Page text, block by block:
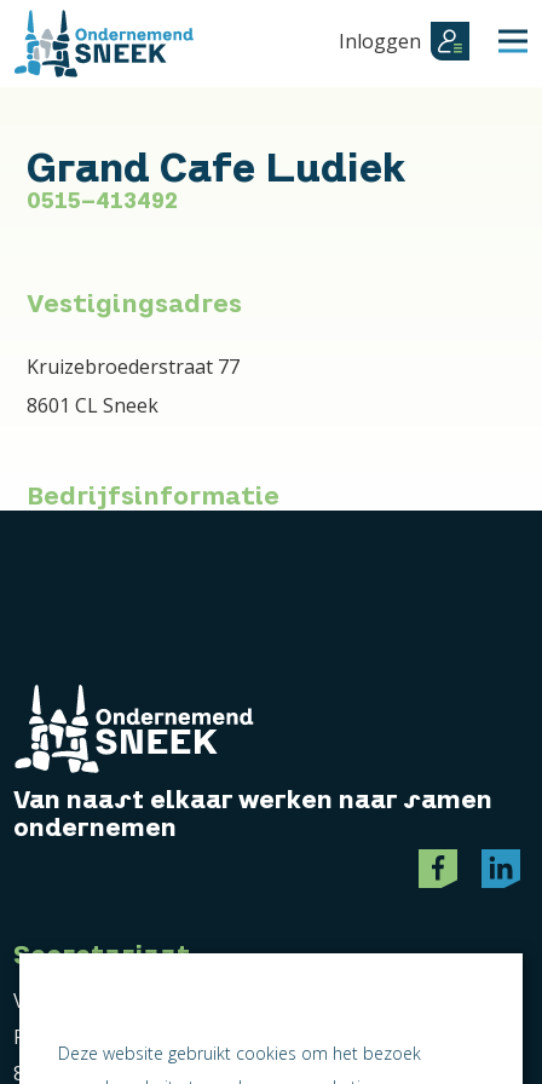
Inloggen
Grand Cafe Ludiek
0515-413492
Vestigingsadres
Kruizebroederstraat 77
8601 CL Sneek
Bedrijfsinformatie
Van naast elkaar werken naar samen
ondernemen
Secretariaat
Vereniging Ondernemend Sneek
Postbus 464
8600 AL Sneek
Deze website gebruikt cookies om het bezoek